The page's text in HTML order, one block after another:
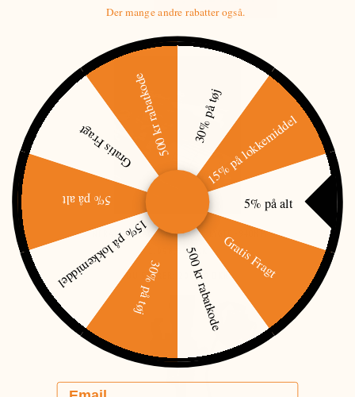
INFRARØD BLACK STAR LASER LYGTE - 940NM
1.098,00 DKK
1.298,00 DKK
DU SPARER: 200,00 DKK
Der mange andre rabatter også.
30% på tøj
15% på lokkemiddel
5% på alt
Gratis Fragt
500 kr rabatkode
30% på tøj
15% på lokkemiddel
5% på alt
Gratis Fragt500 kr rabatkode
Email